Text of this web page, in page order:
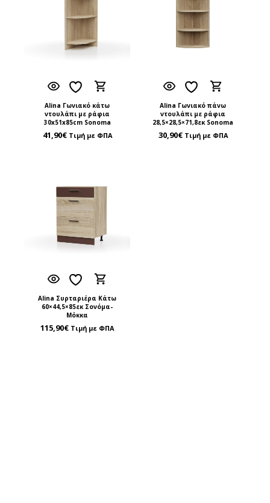
Alina Γωνιακό κάτω
ντουλάπι με ράφια
30x51x85cm Sonoma
41,90€ Τιμή με ΦΠΑ
Alina Γωνιακό πάνω
ντουλάπι με ράφια
28,5×28,5×71,8εκ Sonoma
30,90€ Τιμή με ΦΠΑ
Alina Συρταριέρα Κάτω
60×44,5×85εκ Σονόμα-
Μόκκα
115,90€ Τιμή με ΦΠΑ